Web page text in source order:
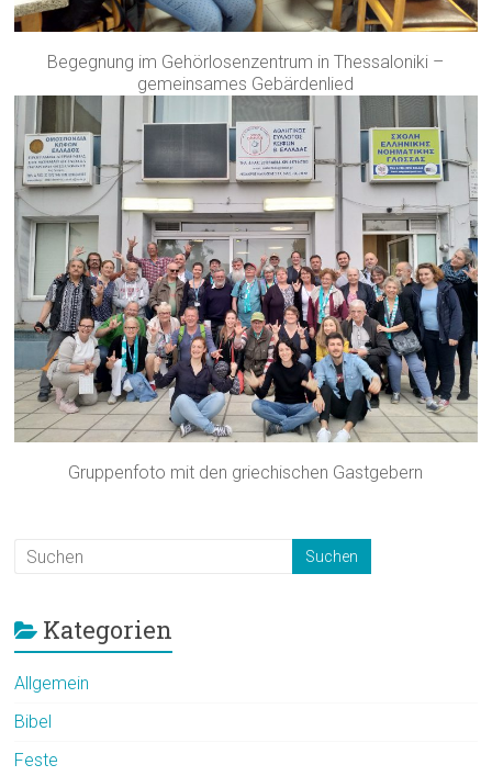
Begegnung im Gehörlosenzentrum in Thessaloniki –
gemeinsames Gebärdenlied
Gruppenfoto mit den griechischen Gastgebern
Kategorien
Allgemein
Bibel
Feste